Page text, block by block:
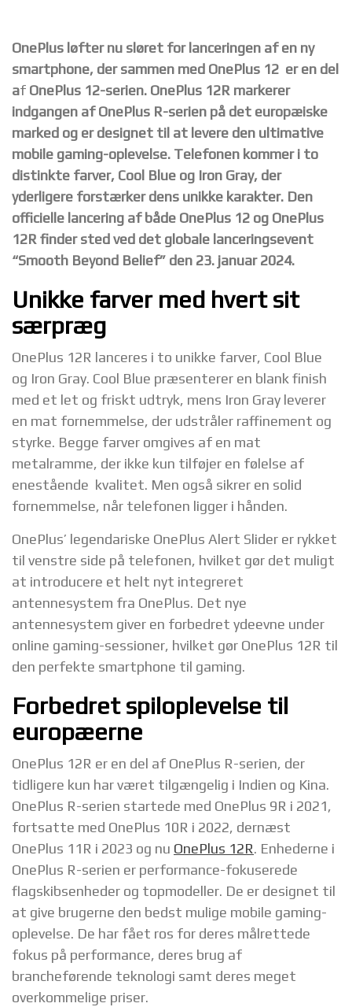
OnePlus løfter nu sløret for lanceringen af en ny
smartphone, der sammen med OnePlus 12 er en del
af OnePlus 12-serien. OnePlus 12R markerer
indgangen af OnePlus R-serien på det europæiske
marked og er designet til at levere den ultimative
mobile gaming-oplevelse. Telefonen kommer i to
distinkte farver, Cool Blue og Iron Gray, der
yderligere forstærker dens unikke karakter. Den
officielle lancering af både OnePlus 12 og OnePlus
12R finder sted ved det globale lanceringsevent
“Smooth Beyond Belief” den 23. januar 2024.
Unikke farver med hvert sit
særpræg
OnePlus 12R lanceres i to unikke farver, Cool Blue
og Iron Gray. Cool Blue præsenterer en blank finish
med et let og friskt udtryk, mens Iron Gray leverer
en mat fornemmelse, der udstråler raffinement og
styrke. Begge farver omgives af en mat
metalramme, der ikke kun tilføjer en følelse af
enestående kvalitet. Men også sikrer en solid
fornemmelse, når telefonen ligger i hånden.
OnePlus’ legendariske OnePlus Alert Slider er rykket
til venstre side på telefonen, hvilket gør det muligt
at introducere et helt nyt integreret
antennesystem fra OnePlus. Det nye
antennesystem giver en forbedret ydeevne under
online gaming-sessioner, hvilket gør OnePlus 12R til
den perfekte smartphone til gaming.
Forbedret spiloplevelse til
europæerne
OnePlus 12R er en del af OnePlus R-serien, der
tidligere kun har været tilgængelig i Indien og Kina.
OnePlus R-serien startede med OnePlus 9R i 2021,
fortsatte med OnePlus 10R i 2022, dernæst
OnePlus 11R i 2023 og nu OnePlus 12R. Enhederne i
OnePlus R-serien er performance-fokuserede
flagskibsenheder og topmodeller. De er designet til
at give brugerne den bedst mulige mobile gaming-
oplevelse. De har fået ros for deres målrettede
fokus på performance, deres brug af
brancheførende teknologi samt deres meget
overkommelige priser.